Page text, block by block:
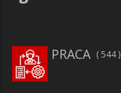
PRACA 544